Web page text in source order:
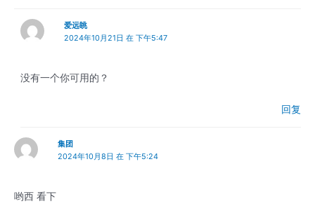
爱远眺
2024年10月21日 在 下午5:47
没有一个你可用的？
回复
集团
2024年10月8日 在 下午5:24
哟西 看下